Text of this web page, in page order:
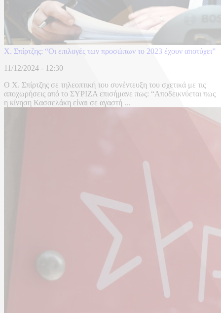
Χ. Σπίρτζης: “Οι επιλογές των προσώπων το 2023 έχουν αποτύχει”
11/12/2024 - 12:30
Ο Χ. Σπίρτζης σε τηλεοπτική του συνέντευξη του σχετικά με τις
αποχωρήσεις από το ΣΥΡΙΖΑ επισήμανε πως: “Αποδεικνύεται πως
η κίνηση Κασσελάκη είναι σε αγαστή ...